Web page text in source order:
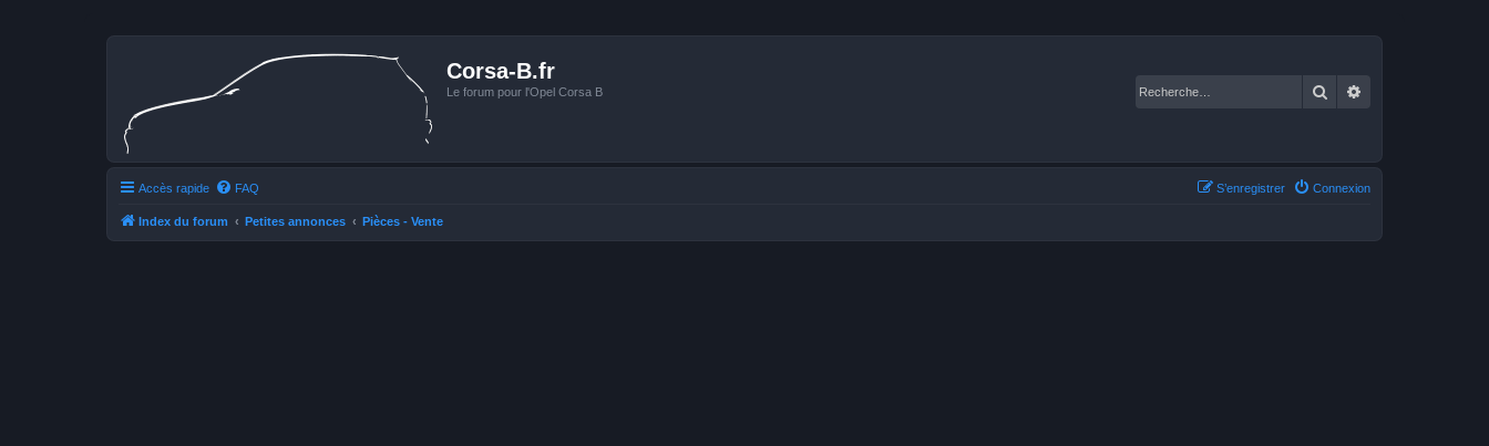
Corsa-B.fr
Le forum pour l'Opel Corsa B Rechercher
Accès rapide FAQ Connexion
S’enregistrer
Index du forum Petites annonces Pièces - Vente